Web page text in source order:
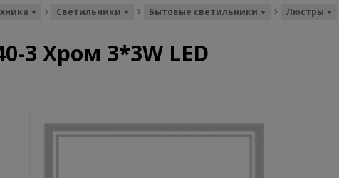
Светильники Бытовые светильники Люстры
3 Хром 3*3W LED